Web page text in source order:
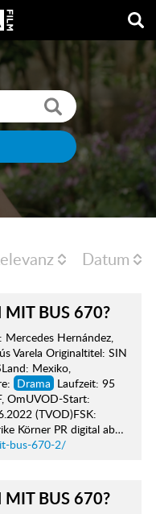
Datum
MIT BUS 670?
Hernández,
Varela Originaltitel: SIN
Mexiko,
Drama Laufzeit: 95
OmUVOD-Start:
(TVOD)FSK:
Körner PR digital ab…
bus-670-2/
MIT BUS 670?